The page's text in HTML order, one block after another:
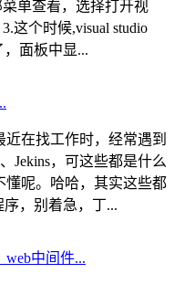
单查看，选择打开视
这个时候,visual studio
面板中显...
在找工作时，经常遇到
Jekins，可这些都是什么
懂呢。哈哈，其实这些都
，别着急，丁...
中间件...